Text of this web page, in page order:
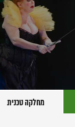
מחלקה טכנית